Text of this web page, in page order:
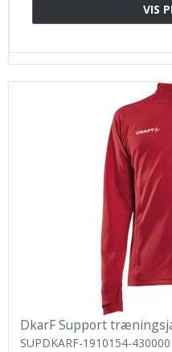
VIS
DkarF Support
SUPDKARF-1910154-430000